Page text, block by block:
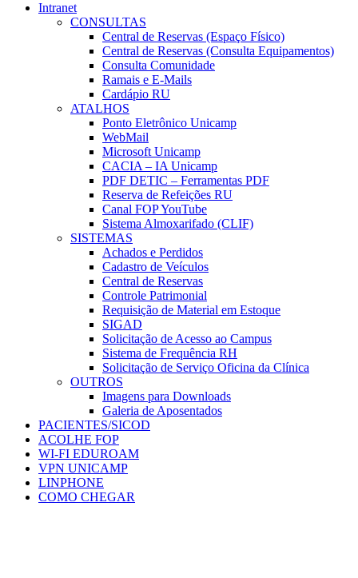
Intranet
CONSULTAS
Central de Reservas (Espaço Físico)
Central de Reservas (Consulta Equipamentos)
Consulta Comunidade
Ramais e E-Mails
Cardápio RU
ATALHOS
Ponto Eletrônico Unicamp
WebMail
Microsoft Unicamp
CACIA – IA Unicamp
PDF DETIC – Ferramentas PDF
Reserva de Refeições RU
Canal FOP YouTube
Sistema Almoxarifado (CLIF)
SISTEMAS
Achados e Perdidos
Cadastro de Veículos
Central de Reservas
Controle Patrimonial
Requisição de Material em Estoque
SIGAD
Solicitação de Acesso ao Campus
Sistema de Frequência RH
Solicitação de Serviço Oficina da Clínica
OUTROS
Imagens para Downloads
Galeria de Aposentados
PACIENTES/SICOD
ACOLHE FOP
WI-FI EDUROAM
VPN UNICAMP
LINPHONE
COMO CHEGAR